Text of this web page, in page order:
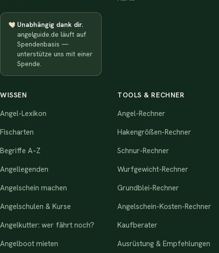
Unabhängig dank dir.
angelguide.de läuft auf
Spendenbasis —
unterstütze uns mit einer
Spende.
WISSEN
Angel-Lexikon
Fischarten
Begriffe A–Z
Angellegenden
Angelschein machen
Angelschulen & Kurse
Angelkutter: wer fährt noch?
Angelboot mieten
TOOLS & RECHNER
Angel-Rechner
Hakengrößen-Rechner
Schnur-Rechner
Wurfgewicht-Rechner
Grundblei-Rechner
Angelschein-Kosten-Rechner
Kaufberater
Ausrüstung & Empfehlungen